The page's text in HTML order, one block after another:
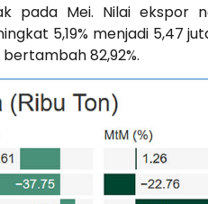
pada Mei. Nilai ekspor
5,19% menjadi 5,47
82,92%.